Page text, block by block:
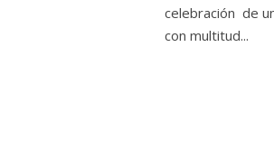
celebración de
con multitud...